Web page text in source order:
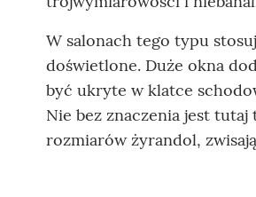
W salonach tego typu
doświetlone. Duże okna
być ukryte w klatce
Nie bez znaczenia jest
rozmiarów żyrandol,